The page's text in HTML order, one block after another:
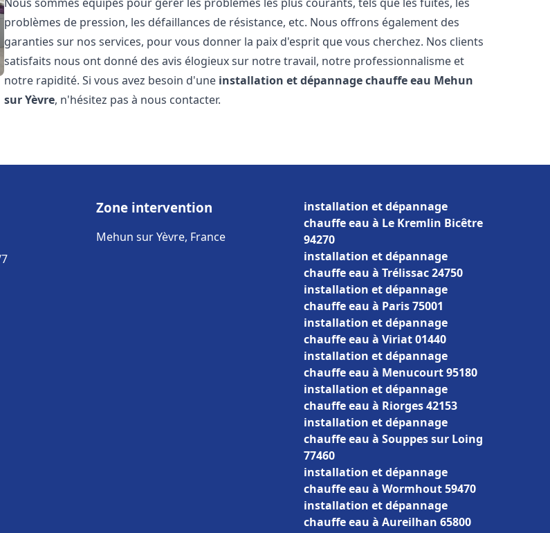
problèmes de pression, les défaillances de résistance, etc. Nous offrons également des
garanties sur nos services, pour vous donner la paix d'esprit que vous cherchez. Nos clients
satisfaits nous ont donné des avis élogieux sur notre travail, notre professionnalisme et
notre rapidité. Si vous avez besoin d'une installation et dépannage chauffe eau Mehun
sur Yèvre, n'hésitez pas à nous contacter.
Zone intervention
Mehun sur Yèvre, France
installation et dépannage
chauffe eau à Le Kremlin Bicêtre
94270
installation et dépannage
chauffe eau à Trélissac 24750
installation et dépannage
chauffe eau à Paris 75001
installation et dépannage
chauffe eau à Viriat 01440
installation et dépannage
chauffe eau à Menucourt 95180
installation et dépannage
chauffe eau à Riorges 42153
installation et dépannage
chauffe eau à Souppes sur Loing
77460
installation et dépannage
chauffe eau à Wormhout 59470
installation et dépannage
chauffe eau à Aureilhan 65800